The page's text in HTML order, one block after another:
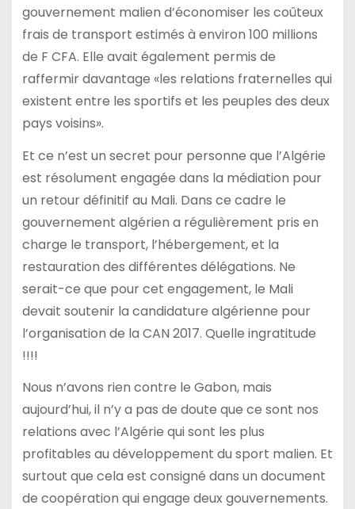
gouvernement malien d’économiser les coûteux
frais de transport estimés à environ 100 millions
de F CFA. Elle avait également permis de
raffermir davantage «les relations fraternelles qui
existent entre les sportifs et les peuples des deux
pays voisins».
Et ce n’est un secret pour personne que l’Algérie
est résolument engagée dans la médiation pour
un retour définitif au Mali. Dans ce cadre le
gouvernement algérien a régulièrement pris en
charge le transport, l’hébergement, et la
restauration des différentes délégations. Ne
serait-ce que pour cet engagement, le Mali
devait soutenir la candidature algérienne pour
l’organisation de la CAN 2017. Quelle ingratitude
!!!!
Nous n’avons rien contre le Gabon, mais
aujourd’hui, il n’y a pas de doute que ce sont nos
relations avec l’Algérie qui sont les plus
profitables au développement du sport malien. Et
surtout que cela est consigné dans un document
de coopération qui engage deux gouvernements.